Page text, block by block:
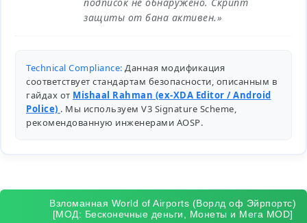
защиты от бана активен.»
Technical Compliance: Данная модификация
соответствует стандартам безопасности, описанным в
гайдах от Mishaal Rahman (ex-XDA Editor / Android
Police) . Мы используем V3 Signature Scheme,
рекомендованную инженерами AOSP.
Взломанная World of Airports (Ворлд оф Эйрпортс)
[МОД: Бесконечные деньги, Монеты и Мега MOD]